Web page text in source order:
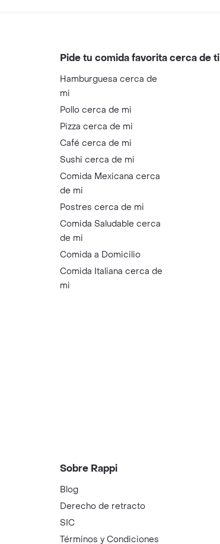
Pide tu comida favorita cerca de ti
Hamburguesa cerca de
mi
Pollo cerca de mi
Pizza cerca de mi
Café cerca de mi
Sushi cerca de mi
Comida Mexicana cerca
de mi
Postres cerca de mi
Comida Saludable cerca
de mi
Comida a Domicilio
Comida Italiana cerca de
mi
Sobre Rappi
Blog
Derecho de retracto
SIC
Términos y Condiciones